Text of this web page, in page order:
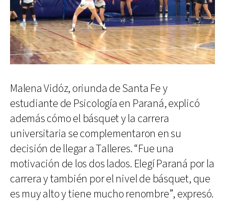
Malena Vidóz, oriunda de Santa Fe y
estudiante de Psicología en Paraná, explicó
además cómo el básquet y la carrera
universitaria se complementaron en su
decisión de llegar a Talleres. “Fue una
motivación de los dos lados. Elegí Paraná por la
carrera y también por el nivel de básquet, que
es muy alto y tiene mucho renombre”, expresó.